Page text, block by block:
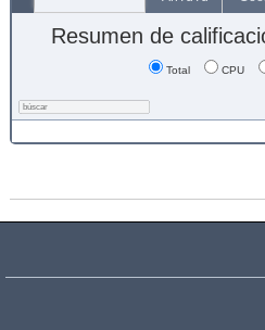
Resumen de
Total CPU